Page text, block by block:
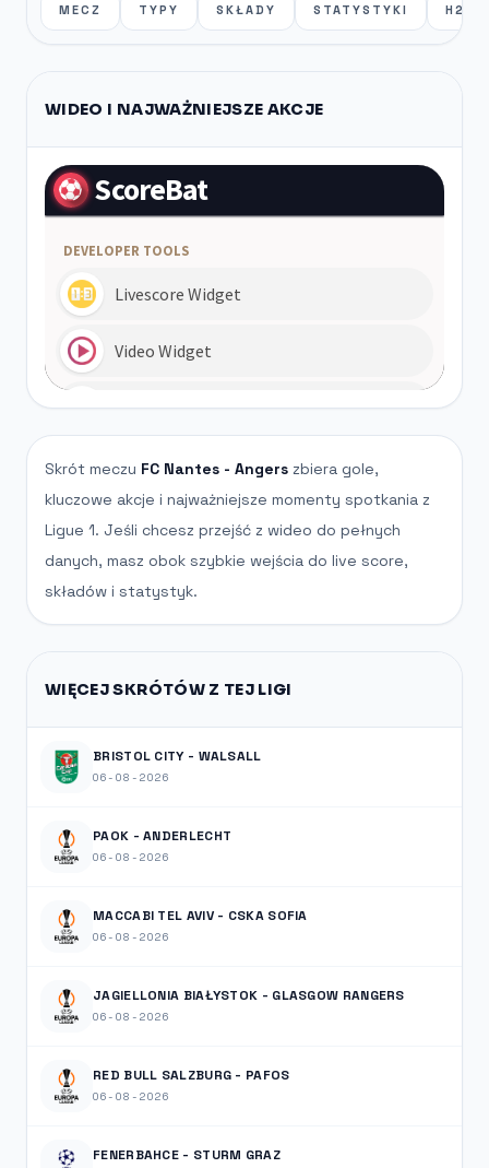
MECZ TYPY SKŁADY STATYSTYKI H2H
WIDEO I NAJWAŻNIEJSZE AKCJE
Skrót meczu FC Nantes - Angers zbiera gole,
kluczowe akcje i najważniejsze momenty spotkania z
Ligue 1. Jeśli chcesz przejść z wideo do pełnych
danych, masz obok szybkie wejścia do live score,
składów i statystyk.
WIĘCEJ SKRÓTÓW Z TEJ LIGI
BRISTOL CITY - WALSALL
06-08-2026
PAOK - ANDERLECHT
06-08-2026
MACCABI TEL AVIV - CSKA SOFIA
06-08-2026
JAGIELLONIA BIAŁYSTOK - GLASGOW RANGERS
06-08-2026
RED BULL SALZBURG - PAFOS
06-08-2026
FENERBAHCE - STURM GRAZ